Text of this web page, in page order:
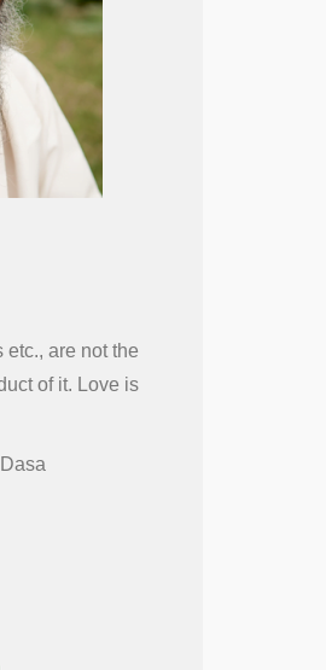
etc., are not the
of it. Love is